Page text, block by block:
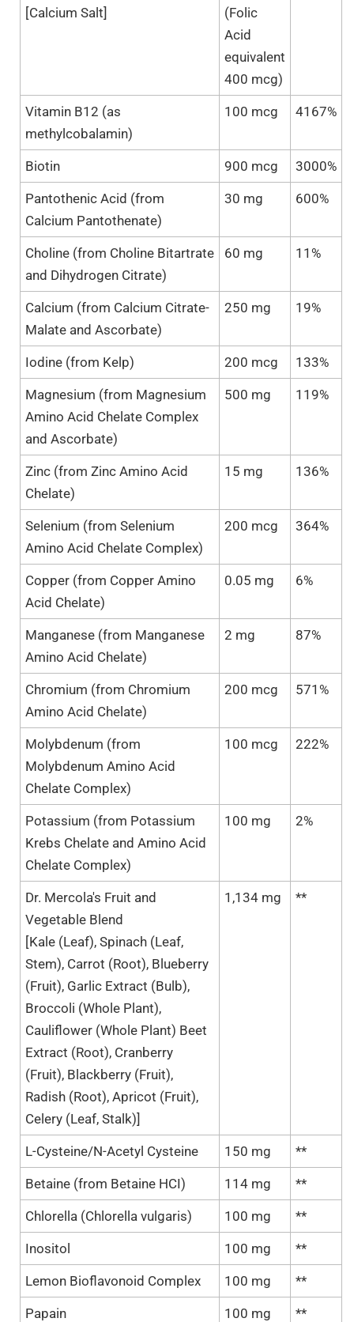
[Calcium Salt]
(Folic
Acid
equivalent
400 mcg)
Vitamin B12 (as
methylcobalamin)
100 mcg 4167%
Biotin 900 mcg 3000%
Pantothenic Acid (from
Calcium Pantothenate)
30 mg 600%
Choline (from Choline Bitartrate
and Dihydrogen Citrate)
60 mg 11%
Calcium (from Calcium Citrate-
Malate and Ascorbate)
250 mg 19%
Iodine (from Kelp) 200 mcg 133%
Magnesium (from Magnesium
Amino Acid Chelate Complex
and Ascorbate)
500 mg 119%
Zinc (from Zinc Amino Acid
Chelate)
15 mg 136%
Selenium (from Selenium
Amino Acid Chelate Complex)
200 mcg 364%
Copper (from Copper Amino
Acid Chelate)
0.05 mg 6%
Manganese (from Manganese
Amino Acid Chelate)
2 mg 87%
Chromium (from Chromium
Amino Acid Chelate)
200 mcg 571%
Molybdenum (from
Molybdenum Amino Acid
Chelate Complex)
100 mcg 222%
Potassium (from Potassium
Krebs Chelate and Amino Acid
Chelate Complex)
100 mg 2%
Dr. Mercola's Fruit and
Vegetable Blend
[Kale (Leaf), Spinach (Leaf,
Stem), Carrot (Root), Blueberry
(Fruit), Garlic Extract (Bulb),
Broccoli (Whole Plant),
Cauliflower (Whole Plant) Beet
Extract (Root), Cranberry
(Fruit), Blackberry (Fruit),
Radish (Root), Apricot (Fruit),
Celery (Leaf, Stalk)]
1,134 mg **
L-Cysteine/N-Acetyl Cysteine 150 mg **
Betaine (from Betaine HCI) 114 mg **
Chlorella (Chlorella vulgaris) 100 mg **
Inositol 100 mg **
Lemon Bioflavonoid Complex 100 mg **
Papain 100 mg **